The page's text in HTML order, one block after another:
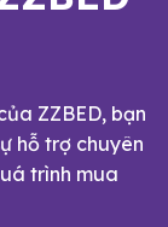
ZZBED, bạn
hỗ trợ chuyên
trình mua